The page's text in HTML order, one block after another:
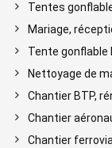
Tentes
Mariage,
Tente gonflable
Nettoyage de
Chantier BTP,
Chantier
Chantier